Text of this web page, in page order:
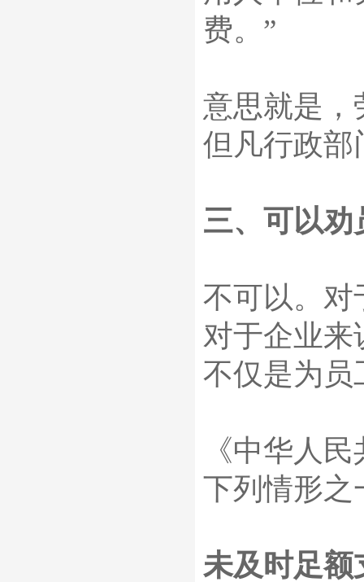
费。 ”
意思就是，
但凡行政部
三、可以劝
不可以。对
对于企业
不仅是为员
《中华人
下列情形之
未及时足额